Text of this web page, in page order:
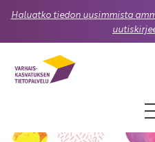
Haluatko tiedon uusimmista